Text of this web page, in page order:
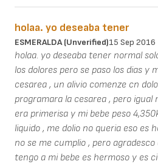
holaa. yo deseaba tener
ESMERALDA (unverified)15 Sep 2016
holaa. yo deseaba tener normal
los dolores pero se paso los dias y
cesarea , un alivio comenze cn
programara la cesarea , pero
era primerisa y mi bebe peso
liquido , me dolio no queria eso es
no se me cumplio , pero
tengo a mi bebe es hermoso y es